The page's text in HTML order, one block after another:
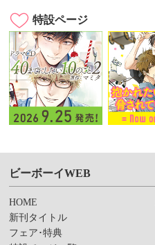
特設ページ
ビーボーイWEB
HOME
新刊タイトル
フェア･特典